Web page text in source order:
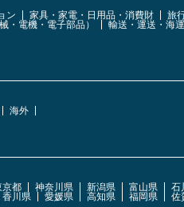
ン 家具・家電・日用品・消費財 旅
・電機・電子部品） 輸送・運送・海
海外
京都 神奈川県 新潟県 富山県 石
香川県 愛媛県 高知県 福岡県 佐